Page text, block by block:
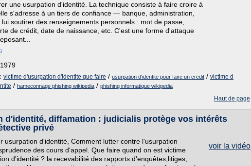
une usurpation d'identité. La technique consiste à faire croire à
s'adresse à un tiers de confiance — banque, administration,
soutirer des renseignements personnels : mot de passe,
de crédit, date de naissance, etc. C'est une forme d'attaque
victime d'usurpation d'identite que faire / usurpation d'identite pour faire un credit / victime d
/ hameconnage phishing wikipedia / phishing informatique wikipedia
Haut de page
d'identité, diffamation : judicialis protège vos intérêts
privé
voir la vidéo
usurpation d'identité, Comment lutter contre l'usurpation
des cours d'appel. Que faire quand on est victime
d'identité ? la recevabilité des rapports d'enquêtes,litiges,